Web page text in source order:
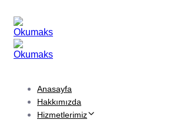
links
primary
navigation
Skip
content
Anasayfa
Hakkımızda
Hizmetlerimiz